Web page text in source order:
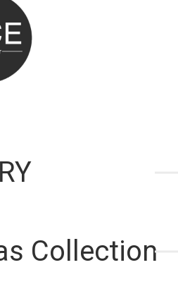
Collection